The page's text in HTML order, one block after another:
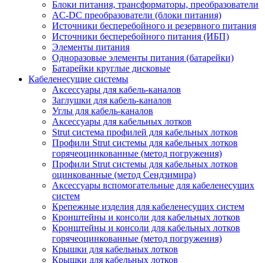
Блоки питания, трансформаторы, преобразователи
AC-DC преобразователи (блоки питания)
Источники бесперебойного и резервного питания
Источники бесперебойного питания (ИБП)
Элементы питания
Одноразовые элементы питания (батарейки)
Батарейки круглые дисковые
Кабеленесущие системы
Аксессуары для кабель-каналов
Заглушки для кабель-каналов
Углы для кабель-каналов
Аксессуары для кабельных лотков
Strut система профилей для кабельных лотков
Профили Strut системы для кабельных лотков
горячеоцинкованные (метод погружения)
Профили Strut системы для кабельных лотков
оцинкованные (метод Сендзимира)
Аксессуары вспомогательные для кабеленесущих
систем
Крепежные изделия для кабеленесущих систем
Кронштейны и консоли для кабельных лотков
Кронштейны и консоли для кабельных лотков
горячеоцинкованные (метод погружения)
Крышки для кабельных лотков
Крышки для кабельных лотков